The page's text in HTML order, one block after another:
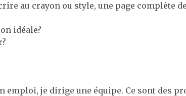
au crayon ou style, une page complète de
idéale?
emploi, je dirige une équipe. Ce sont des